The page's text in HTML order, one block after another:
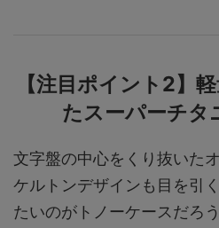
【注目ポイント2】
たスーパーチタ
文字盤の中心をくり抜いた
ケルトンデザインも目を引
たいのがトノーケースだろ